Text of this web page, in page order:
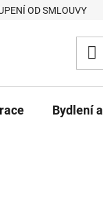
OD SMLOUVY
Bydlení